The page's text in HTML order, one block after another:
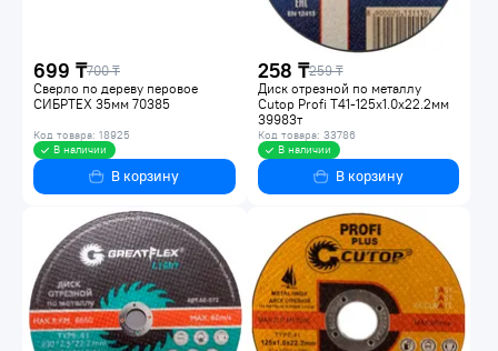
699 ₸700 ₸
Сверло по дереву перовое
СИБРТЕХ 35мм 70385
Код товара: 18925
В наличии
В корзину
258 ₸259 ₸
Диск отрезной по металлу
Cutop Profi Т41-125х1.0х22.2мм
39983т
Код товара: 33786
В наличии
В корзину